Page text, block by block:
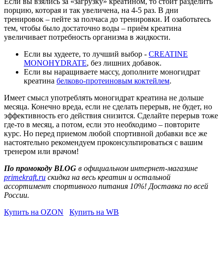
порцию, которая и так увеличена, на 4-5 раз. В дни
тренировок – пейте за полчаса до тренировки. И озаботьтесь
тем, чтобы было достаточно воды – приём креатина
увеличивает потребность организма в жидкости.
Если вы худеете, то лучший выбор - CREATINE
MONOHYDRATE, без лишних добавок.
Если вы наращиваете массу, дополните моногидрат
креатина белково-протеиновым коктейлем.
Имеет смысл употреблять моногидрат креатина не дольше
месяца. Конечно вреда, если не сделать перерыв, не будет, но
эффективность его действия снизится. Сделайте перерыв тоже
где-то в месяц, а потом, если это необходимо – повторите
курс. Но перед приемом любой спортивной добавки все же
настоятельно рекомендуем проконсультироваться с вашим
тренером или врачом!
По промокоду BLOG в официальном интернет-магазине
primekraft.ru скидка на весь креатин и остальной
ассортимент спортивного питания 10%! Доставка по всей
России.
Купить на OZON
Купить на WB